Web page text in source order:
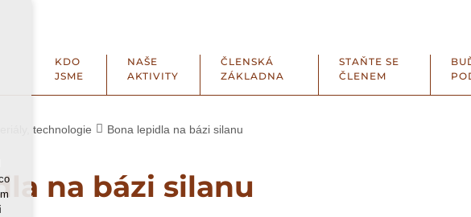
KDO
JSME
NAŠE
AKTIVITY
ČLENSKÁ
ZÁKLADNA
STAŇTE SE
ČLENEM
technologie Bona lepidla na bázi silanu
na bázi silanu